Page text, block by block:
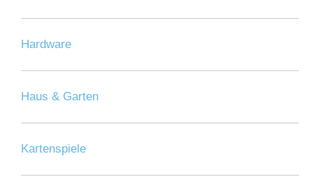
Hardware
Haus & Garten
Kartenspiele